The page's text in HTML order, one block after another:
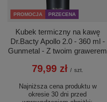
PROMOCJA PRZECENA
Kubek termiczny na kawę
Dr.Bacty Apollo 2.0 - 360 ml -
Gunmetal - Z twoim grawerem
79,99 zł / szt.
Najniższa cena produktu w
okresie 30 dni przed